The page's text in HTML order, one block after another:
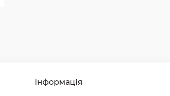
Інформація